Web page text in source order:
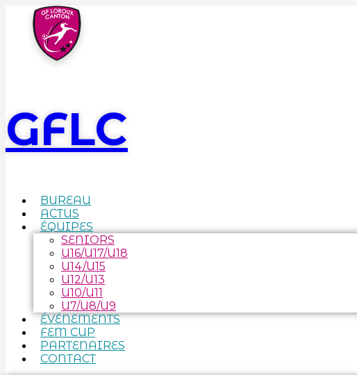
GFLC
BUREAU
ACTUS
ÉQUIPES
SENIORS
U16/U17/U18
U14/U15
U12/U13
U10/U11
U7/U8/U9
ÉVÉNEMENTS
FEM CUP
PARTENAIRES
CONTACT